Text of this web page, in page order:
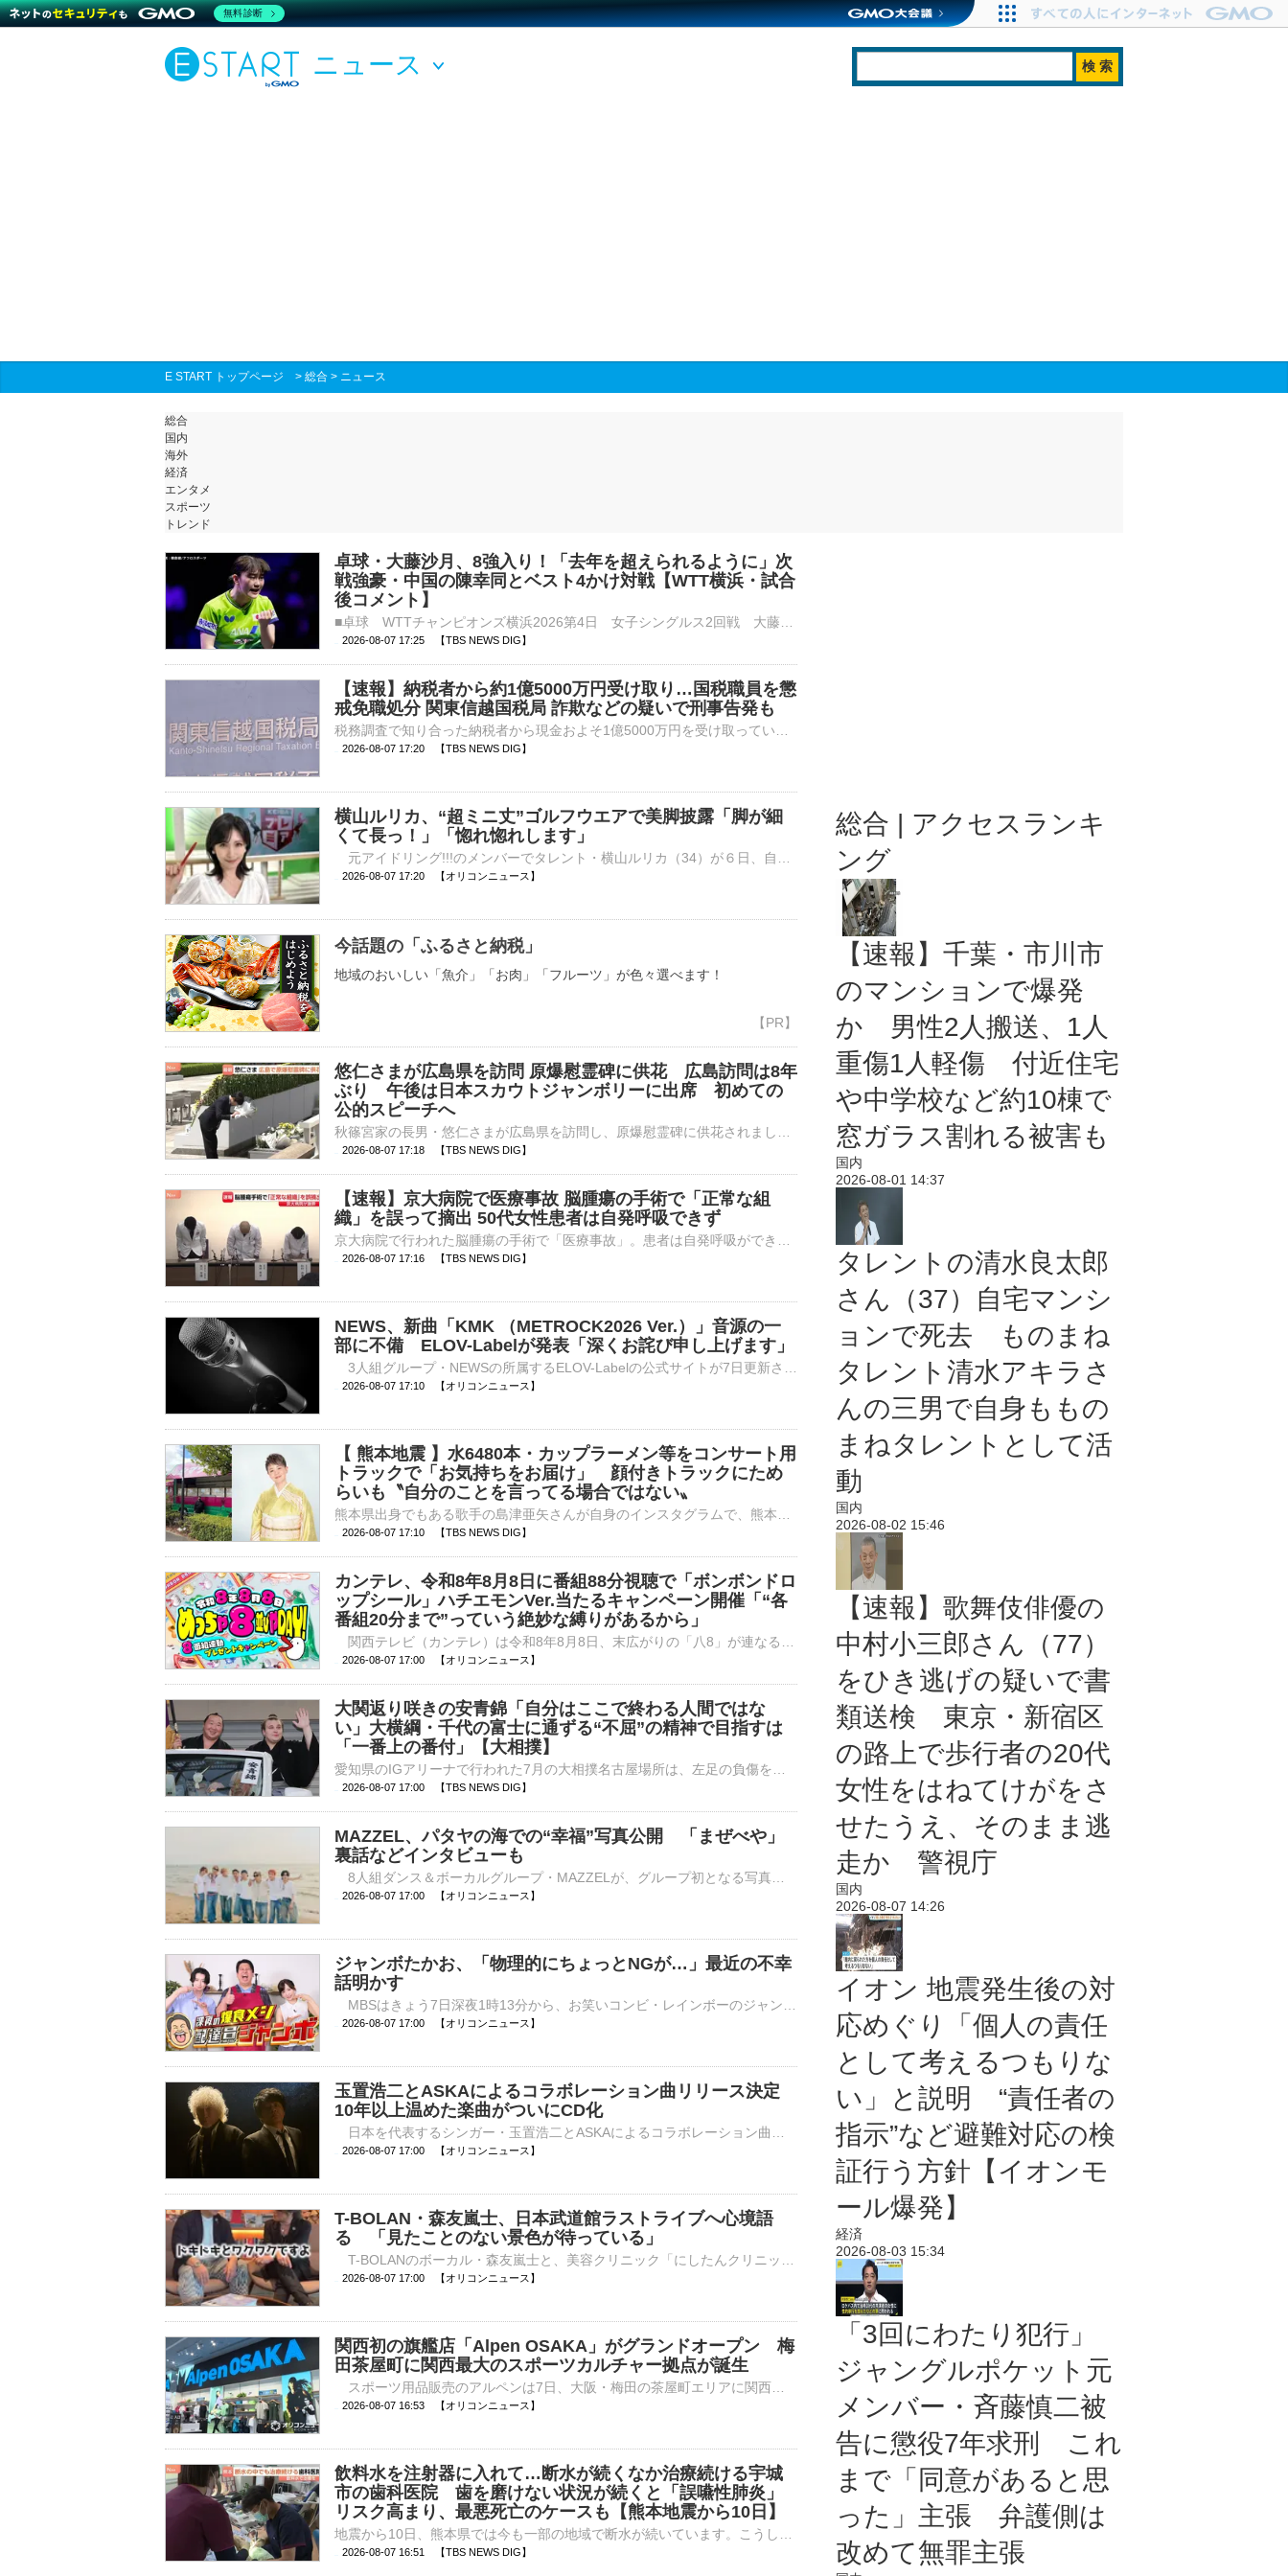
ニュース
E START トップページ > 総合 > ニュース
総合
国内
海外
経済
エンタメ
スポーツ
トレンド
卓球・大藤沙月、8強入り！「去年を超えられるように」次
戦強豪・中国の陳幸同とベスト4かけ対戦【WTT横浜・試合
後コメント】
2026-08-07 17:25 【TBS NEWS DIG】
【速報】納税者から約1億5000万円受け取り…国税職員を懲
戒免職処分 関東信越国税局 詐欺などの疑いで刑事告発も
2026-08-07 17:20 【TBS NEWS DIG】
横山ルリカ、“超ミニ丈”ゴルフウエアで美脚披露「脚が細
くて長っ！」「惚れ惚れします」
2026-08-07 17:20 【オリコンニュース】
今話題の「ふるさと納税」
地域のおいしい「魚介」「お肉」「フルーツ」が色々選べます！
悠仁さまが広島県を訪問 原爆慰霊碑に供花 広島訪問は8年
ぶり 午後は日本スカウトジャンボリーに出席 初めての
公的スピーチへ
2026-08-07 17:18 【TBS NEWS DIG】
【速報】京大病院で医療事故 脳腫瘍の手術で「正常な組
織」を誤って摘出 50代女性患者は自発呼吸できず
2026-08-07 17:16 【TBS NEWS DIG】
NEWS、新曲「KMK （METROCK2026 Ver.）」音源の一
部に不備 ELOV-Labelが発表「深くお詫び申し上げます」
2026-08-07 17:10 【オリコンニュース】
【 熊本地震 】水6480本・カップラーメン等をコンサート用
トラックで「お気持ちをお届け」 顔付きトラックにため
らいも〝自分のことを言ってる場合ではない〟
2026-08-07 17:10 【TBS NEWS DIG】
カンテレ、令和8年8月8日に番組88分視聴で「ボンボンドロ
ップシール」ハチエモンVer.当たるキャンペーン開催「“各
番組20分まで”っていう絶妙な縛りがあるから」
2026-08-07 17:00 【オリコンニュース】
大関返り咲きの安青錦「自分はここで終わる人間ではな
い」大横綱・千代の富士に通ずる“不屈”の精神で目指すは
「一番上の番付」【大相撲】
2026-08-07 17:00 【TBS NEWS DIG】
MAZZEL、パタヤの海での“幸福”写真公開 「まぜべや」
裏話などインタビューも
2026-08-07 17:00 【オリコンニュース】
ジャンボたかお、「物理的にちょっとNGが…」最近の不幸
話明かす
2026-08-07 17:00 【オリコンニュース】
玉置浩二とASKAによるコラボレーション曲リリース決定
10年以上温めた楽曲がついにCD化
2026-08-07 17:00 【オリコンニュース】
T-BOLAN・森友嵐士、日本武道館ラストライブへ心境語
る 「見たことのない景色が待っている」
2026-08-07 17:00 【オリコンニュース】
関西初の旗艦店「Alpen OSAKA」がグランドオープン 梅
田茶屋町に関西最大のスポーツカルチャー拠点が誕生
2026-08-07 16:53 【オリコンニュース】
飲料水を注射器に入れて…断水が続くなか治療続ける宇城
市の歯科医院 歯を磨けない状況が続くと「誤嚥性肺炎」
リスク高まり、最悪死亡のケースも【熊本地震から10日】
2026-08-07 16:51 【TBS NEWS DIG】
総合 | アクセスランキ
ング
【速報】千葉・市川市
のマンションで爆発
か 男性2人搬送、1人
重傷1人軽傷 付近住宅
や中学校など約10棟で
窓ガラス割れる被害も
国内
2026-08-01 14:37
タレントの清水良太郎
さん（37）自宅マンシ
ョンで死去 ものまね
タレント清水アキラさ
んの三男で自身ももの
まねタレントとして活
動
国内
2026-08-02 15:46
【速報】歌舞伎俳優の
中村小三郎さん（77）
をひき逃げの疑いで書
類送検 東京・新宿区
の路上で歩行者の20代
女性をはねてけがをさ
せたうえ、そのまま逃
走か 警視庁
国内
2026-08-07 14:26
イオン 地震発生後の対
応めぐり「個人の責任
として考えるつもりな
い」と説明 “責任者の
指示”など避難対応の検
証行う方針【イオンモ
ール爆発】
経済
2026-08-03 15:34
「3回にわたり犯行」
ジャングルポケット元
メンバー・斉藤慎二被
告に懲役7年求刑 これ
まで「同意があると思
った」主張 弁護側は
改めて無罪主張
無料診断